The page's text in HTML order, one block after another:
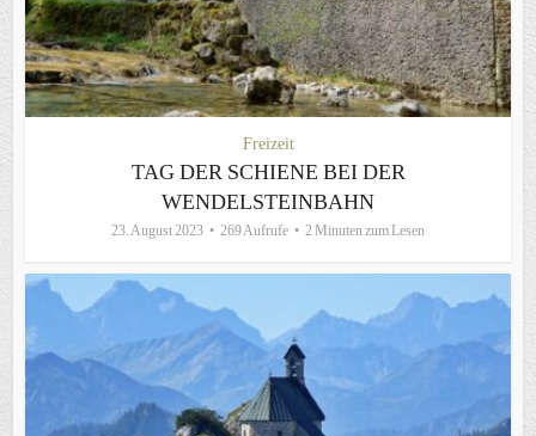
Freizeit
TAG DER SCHIENE BEI DER
WENDELSTEINBAHN
23. August 2023 269 Aufrufe 2 Minuten zum Lesen